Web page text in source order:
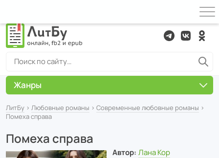
ЛитБу › Любовные романы › Современные любовные романы ›
Помеха справа
Помеха справа
Автор: Лана Кор
Жанры